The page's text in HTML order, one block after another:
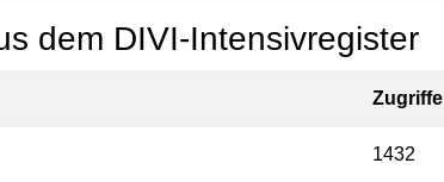
dem DIVI-Intensivregister
Zugriffe
1432